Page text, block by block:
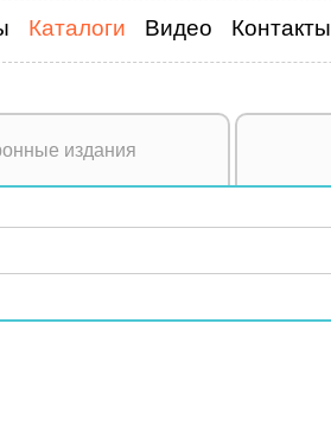
Каталоги Видео Контакты
издания